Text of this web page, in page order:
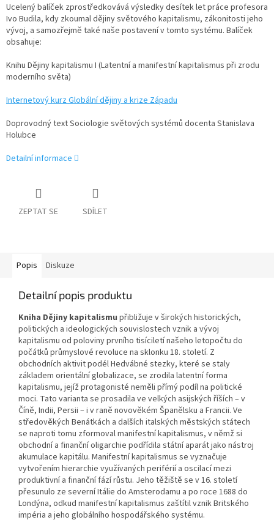
Ucelený balíček zprostředkovává výsledky desítek let práce profesora
Ivo Budila, kdy zkoumal dějiny světového kapitalismu, zákonitosti jeho
vývoj, a samozřejmě také naše postavení v tomto systému. Balíček
obsahuje:
Knihu Dějiny kapitalismu I (Latentní a manifestní kapitalismus při zrodu
moderního světa)
Internetový kurz Globální dějiny a krize Západu
Doprovodný text Sociologie světových systémů docenta Stanislava
Holubce
Detailní informace
ZEPTAT SE SDÍLET
Popis Diskuze
Detailní popis produktu
Kniha Dějiny kapitalismu přibližuje v širokých historických,
politických a ideologických souvislostech vznik a vývoj
kapitalismu od poloviny prvního tisíciletí našeho letopočtu do
počátků průmyslové revoluce na sklonku 18. století. Z
obchodních aktivit podél Hedvábné stezky, které se staly
základem orientální globalizace, se zrodila latentní forma
kapitalismu, jejíž protagonisté neměli přímý podíl na politické
moci. Tato varianta se prosadila ve velkých asijských říších – v
Číně, Indii, Persii – i v raně novověkém Španělsku a Francii. Ve
středověkých Benátkách a dalších italských městských státech
se naproti tomu zformoval manifestní kapitalismus, v němž si
obchodní a finanční oligarchie podřídila státní aparát jako nástroj
akumulace kapitálu. Manifestní kapitalismus se vyznačuje
vytvořením hierarchie využívaných periférií a oscilací mezi
produktivní a finanční fází růstu. Jeho těžiště se v 16. století
přesunulo ze severní Itálie do Amsterodamu a po roce 1688 do
Londýna, odkud manifestní kapitalismus zaštítil vznik Britského
impéria a jeho globálního hospodářského systému.